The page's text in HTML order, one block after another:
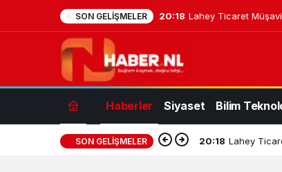
SON GELIŞMELER 20:18 Lahey Ticaret
Haberler Siyaset Bilim
SON GELIŞMELER 20:18 Lahey